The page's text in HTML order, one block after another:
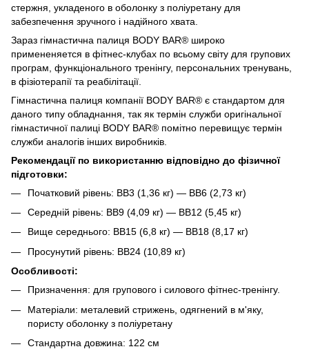
стержня, укладеного в оболонку з поліуретану для
забезпечення зручного і надійного хвата.
Зараз гімнастична палиця BODY BAR® широко
примененяется в фітнес-клубах по всьому світу для групових
програм, функціонального тренінгу, персональних тренувань,
в фізіотерапії та реабілітації.
Гімнастична палиця компанії BODY BAR® є стандартом для
даного типу обладнання, так як термін служби оригінальної
гімнастичної палиці BODY BAR® помітно перевищує термін
служби аналогів інших виробників.
Рекомендації по використанню відповідно до фізичної
підготовки:
Початковий рівень: BB3 (1,36 кг) — ВВ6 (2,73 кг)
Середній рівень: ВВ9 (4,09 кг) — ВВ12 (5,45 кг)
Вище середнього: BB15 (6,8 кг) — ВВ18 (8,17 кг)
Просунутий рівень: BB24 (10,89 кг)
Особливості:
Призначення: для групового і силового фітнес-тренінгу.
Матеріали: металевий стрижень, одягнений в м'яку,
пористу оболонку з поліуретану
Стандартна довжина: 122 см